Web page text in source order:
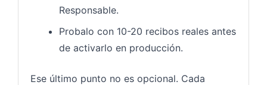
Responsable.
Probalo con 10-20 recibos reales antes
de activarlo en producción.
Ese último punto no es opcional. Cada